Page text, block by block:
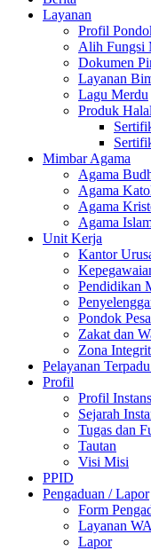
Layanan
Profil
Alih Fungsi
Dokumen
Layanan
Lagu Merdu
Produk Halal
Mimbar Agama
Agama
Agama
Agama
Agama
Unit Kerja
Kantor
Pendidikan
Pondok
Zakat dan
Zona
Pelayanan
Profil
Profil
Sejarah
Tugas dan
Tautan
Visi Misi
PPID
Pengaduan / Lapor
Form
Layanan
Lapor